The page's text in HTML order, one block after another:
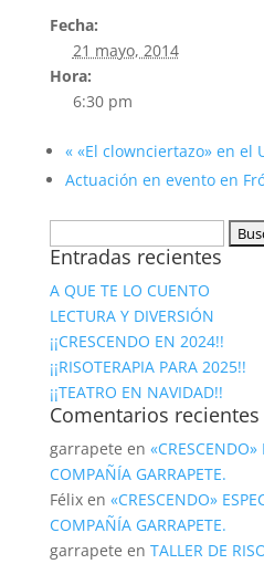
Fecha:
21 mayo, 2014
Hora:
6:30 pm
««El clownciertazo» en el
Actuación en evento en
Entradas recientes
A QUE TE LO CUENTO
LECTURA Y DIVERSIÓN
¡¡CRESCENDO EN 2024!!
¡¡RISOTERAPIA PARA 2025!!
¡¡TEATRO EN NAVIDAD!!
Comentarios recientes
garrapete en «CRESCENDO»
COMPAÑÍA GARRAPETE.
Félixen «CRESCENDO»
COMPAÑÍA GARRAPETE.
garrapete en TALLER DE